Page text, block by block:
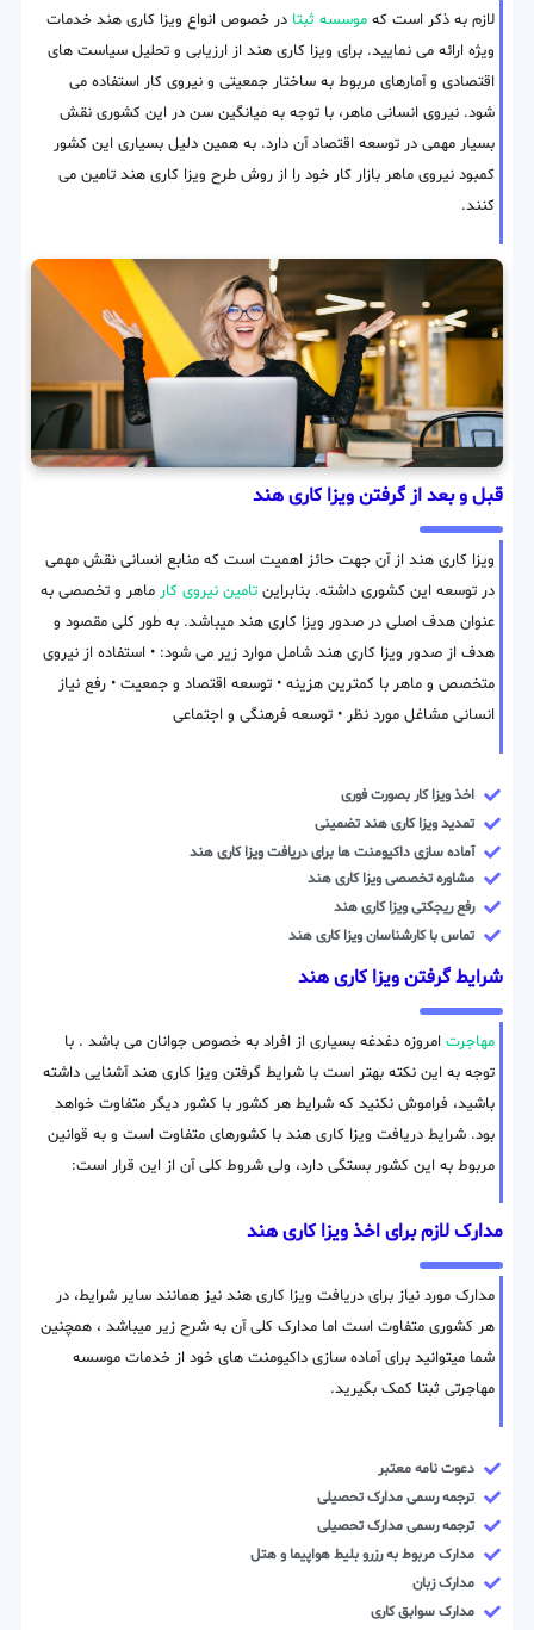
لازم به ذکر است که موسسه ثبتا در خصوص انواع ویزا کاری هند خدمات
ویژه ارائه می نمایید. برای ویزا کاری هند از ارزیابی و تحلیل سیاست های
اقتصادی و آمارهای مربوط به ساختار جمعیتی و نیروی کار استفاده می
شود. نیروی انسانی ماهر، با توجه به میانگین سن در این کشوری نقش
بسیار مهمی در توسعه اقتصاد آن دارد. به همین دلیل بسیاری این کشور
کمبود نیروی ماهر بازار کار خود را از روش طرح ویزا کاری هند تامین می
کنند.
قبل و بعد از گرفتن ویزا کاری هند
ویزا کاری هند از آن جهت حائز اهمیت است که منابع انسانی نقش مهمی
در توسعه این کشوری داشته. بنابراین تامین نیروی کار ماهر و تخصصی به
عنوان هدف اصلی در صدور ویزا کاری هند میباشد. به طور کلی مقصود و
هدف از صدور ویزا کاری هند شامل موارد زیر می شود: • استفاده از نیروی
متخصص و ماهر با کمترین هزینه • توسعه اقتصاد و جمعیت • رفع نیاز
انسانی مشاغل مورد نظر • توسعه فرهنگی و اجتماعی
اخذ ویزا کار بصورت فوری
تمدید ویزا کاری هند تضمینی
آماده سازی داکیومنت ها برای دریافت ویزا کاری هند
مشاوره تخصصی ویزا کاری هند
رفع ریجکتی ویزا کاری هند
تماس با کارشناسان ویزا کاری هند
شرایط گرفتن ویزا کاری هند
مهاجرت امروزه دغدغه بسیاری از افراد به خصوص جوانان می باشد . با
توجه به این نکته بهتر است با شرایط گرفتن ویزا کاری هند آشنایی داشته
باشید، فراموش نکنید که شرایط هر کشور با کشور دیگر متفاوت خواهد
بود. شرایط دریافت ویزا کاری هند با کشورهای متفاوت است و به قوانین
مربوط به این کشور بستگی دارد، ولی شروط کلی آن از این قرار است:
مدارک لازم برای اخذ ویزا کاری هند
مدارک مورد نیاز برای دریافت ویزا کاری هند نیز همانند سایر شرایط، در
هر کشوری متفاوت است اما مدارک کلی آن به شرح زیر میباشد ، همچنین
شما میتوانید برای آماده سازی داکیومنت های خود از خدمات موسسه
مهاجرتی ثبتا کمک بگیرید.
دعوت نامه معتبر
ترجمه رسمی مدارک تحصیلی
ترجمه رسمی مدارک تحصیلی
مدارک مربوط به رزرو بلیط هواپیما و هتل
مدارک زبان
مدارک سوابق کاری